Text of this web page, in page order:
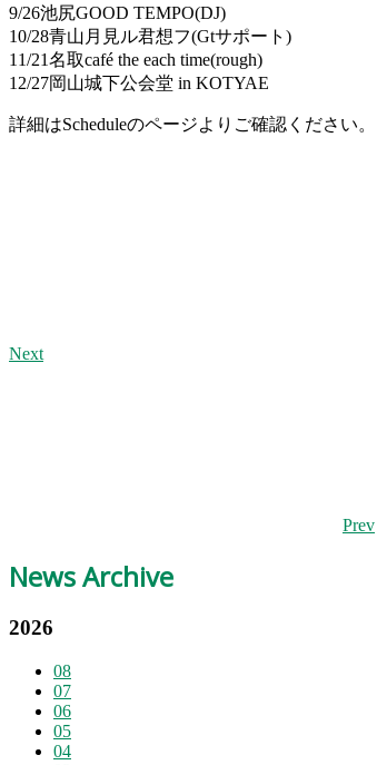
9/26池尻GOOD TEMPO(DJ)
10/28青山月見ル君想フ(Gtサポート)
11/21名取café the each time(rough)
12/27岡山城下公会堂 in KOTYAE
詳細はScheduleのページよりご確認ください。
Next
Prev
News Archive
2026
08
07
06
05
04